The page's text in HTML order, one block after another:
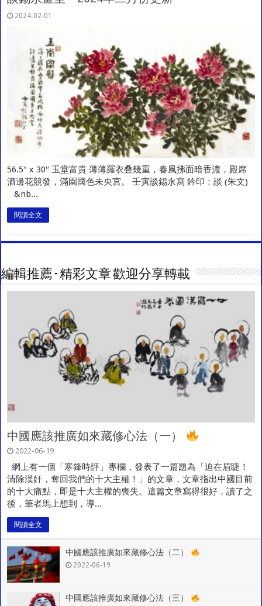
2024-02-01
56.5″ x 30″ 玉堂富貴 薄薄羅衣叠幾重，春風拂面暗香濃，殿席
酒邊花競發，滿園國色未央宮。 壬寅談錫永寫 鈐印：談 (朱文)
&nb...
閱讀全文
編輯推薦 - 精彩文章 歡迎分享轉載
中國應該推廣如來藏修心法（一）
2022-06-19
網上有一個「寒鋒時評」專欄，發表了一篇題為「迫在眉睫！
清除漢奸，奪回我們的十大主權！」的文章，文章指出中國目前
的十大痛點，即是十大主權的喪失。這篇文章寫得很好，讀了之
後，筆者馬上想到，導...
閱讀全文
中國應該推廣如來藏修心法（二）
2022-06-19
中國應該推廣如來藏修心法（三）